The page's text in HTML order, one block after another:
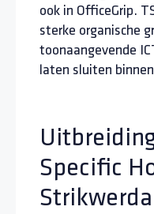
ook in OfficeGrip.
sterke organische
toonaangevende
laten sluiten
Specific